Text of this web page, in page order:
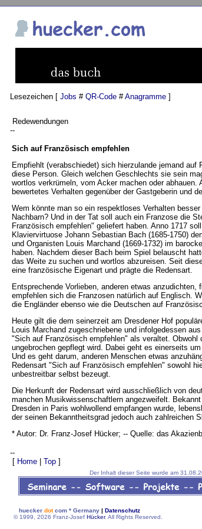
Lesezeichen [ Jobs # QR-Code #Anagramme ]
Redewendungen
--
Sich auf Französisch empfehlen
Empfiehlt (verabschiedet) sich hierzulande jemand
diese Person. Gleich welchen Geschlechts sie sein
wortlos verkrümeln, vom Acker machen oder
bewertetes Verhalten gegenüber der Gastgeberin und
Wem könnte man so ein respektloses Verhalten
Nachbarn? Und in der Tat soll auch ein Franzose die
Französisch empfehlen" geliefert haben. Anno 1717
Klaviervirtuose Johann Sebastian Bach (1685-1750)
und Organisten Louis Marchand (1669-1732) im
haben. Nachdem dieser Bach beim Spiel belauscht
das Weite zu suchen und wortlos abzureisen. Seit
eine französische Eigenart und prägte die Redensart.
Entsprechende Vorlieben, anderen etwas
empfehlen sich die Franzosen natürlich auf Englisch.
die Engländer ebenso wie die Deutschen auf
Heute gilt die dem seinerzeit am Dresdener Hof
Louis Marchand zugeschriebene und infolgedessen
"Sich auf Französisch empfehlen" als veraltet.
ungebrochen gepflegt wird. Dabei geht es einerseits
Und es geht darum, anderen Menschen etwas
Redensart "Sich auf Französisch empfehlen" sowohl
unbestreitbar selbst bezeugt.
Die Herkunft der Redensart wird ausschließlich von
manchen Musikwissenschaftlern angezweifelt.
Dresden in Paris wohlwollend empfangen wurde,
der seinen Bekanntheitsgrad jedoch auch zahlreichen
* Autor: Dr. Franz-Josef Hücker; -- Quelle: das
--
[ Home Top ]
Der Inhalt dieser Seite wurde am
huecker dotcom * Germany | Datenschutz
© 1999, 2026 Franz-Josef Hücker. All Rights Reserved.